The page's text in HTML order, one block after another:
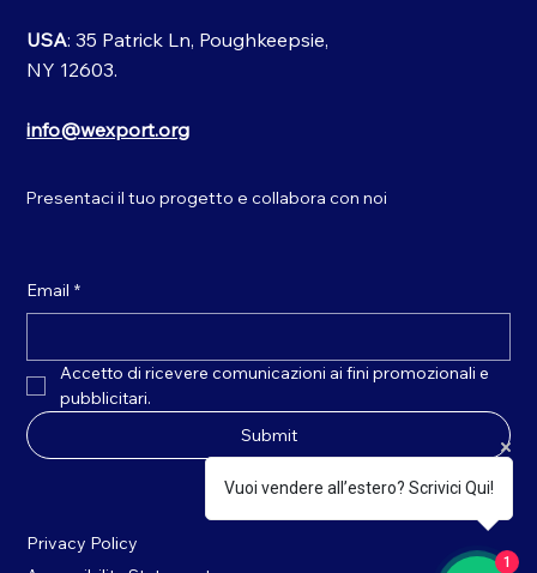
USA: 35 Patrick Ln, Poughkeepsie,
NY 12603.
info@wexport.org
Presentaci il tuo progetto e collabora con noi
Email *
Accetto di ricevere comunicazioni ai fini promozionali e
pubblicitari.
Submit
Privacy Policy
Vuoi vendere all’estero? Scrivici Qui!
1